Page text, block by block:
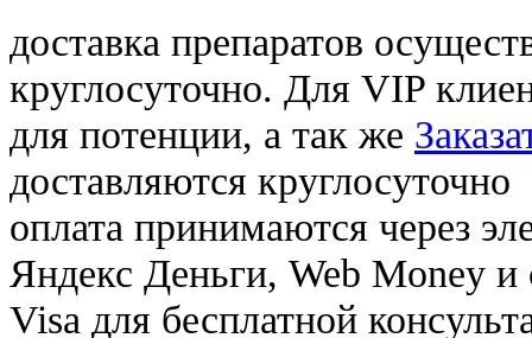
доставка препаратов
круглосуточно. Для VIP
для потенции, а так же
доставляются круглосуточно
оплата принимаются через
Яндекс Деньги, Web Money и
Visa для бесплатной